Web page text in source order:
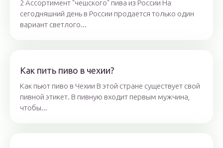
2 Ассортимент "чешского" пива из России На
сегодняшний день в России продается только один
вариант светлого...
Как пить пиво в чехии?
Как пьют пиво в Чехии В этой стране существует свой
пивной этикет. В пивную входит первым мужчина,
чтобы...